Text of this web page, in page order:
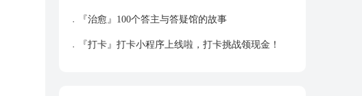
『治愈』100个答主与答疑馆的故事
『打卡』打卡小程序上线啦，打卡挑战领现金！